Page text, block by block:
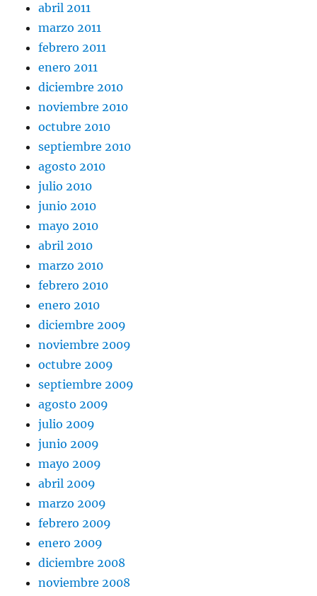
abril 2011
marzo 2011
febrero 2011
enero 2011
diciembre 2010
noviembre 2010
octubre 2010
septiembre 2010
agosto 2010
julio 2010
junio 2010
mayo 2010
abril 2010
marzo 2010
febrero 2010
enero 2010
diciembre 2009
noviembre 2009
octubre 2009
septiembre 2009
agosto 2009
julio 2009
junio 2009
mayo 2009
abril 2009
marzo 2009
febrero 2009
enero 2009
diciembre 2008
noviembre 2008